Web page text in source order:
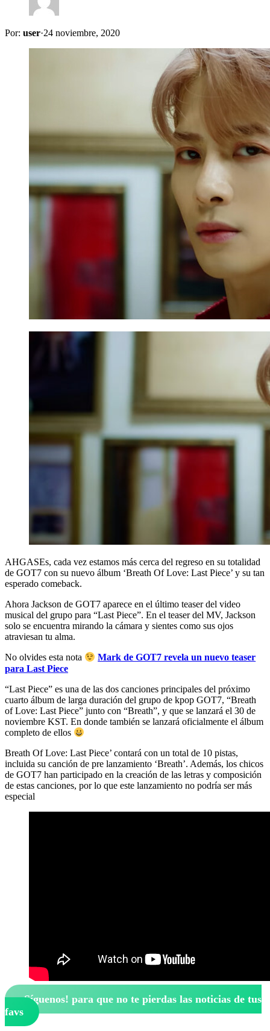
Por: user·24 noviembre, 2020
AHGASEs, cada vez estamos más cerca del regreso en su totalidad
de GOT7 con su nuevo álbum ‘Breath Of Love: Last Piece’ y su tan
esperado comeback.
Ahora Jackson de GOT7 aparece en el último teaser del video
musical del grupo para “Last Piece”. En el teaser del MV, Jackson
solo se encuentra mirando la cámara y sientes como sus ojos
atraviesan tu alma.
No olvides esta nota
Mark de GOT7 revela un nuevo teaser
para Last Piece
“Last Piece” es una de las dos canciones principales del próximo
cuarto álbum de larga duración del grupo de kpop GOT7, “Breath
of Love: Last Piece” junto con “Breath”, y que se lanzará el 30 de
noviembre KST. En donde también se lanzará oficialmente el álbum
completo de ellos
Breath Of Love: Last Piece’ contará con un total de 10 pistas,
incluida su canción de pre lanzamiento ‘Breath’. Además, los chicos
de GOT7 han participado en la creación de las letras y composición
de estas canciones, por lo que este lanzamiento no podría ser más
especial
¡Síguenos! para que no te pierdas las noticias de tus
favs